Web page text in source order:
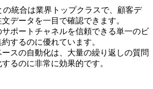
の統合は業界トップクラスで、顧客デ
データを一目で確認できます。
サポートチャネルを信頼できる単一のビ
するのに優れています。
ースの自動化は、大量の繰り返しの質問
るのに非常に効果的です。